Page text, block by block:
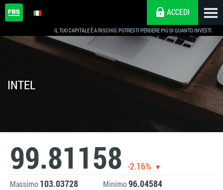
IL TUO CAPITALE È A RISCHIO. POTRESTI PERDERE PIÙ DI QUANTO INVESTI.
ACCEDI
INTEL
99.81158 -2.16%
Massimo103.03728 Minimo96.04584